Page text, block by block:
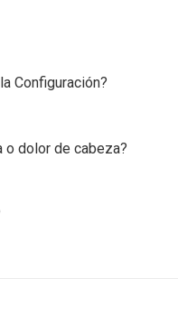
Configuración?
o dolor de cabeza?